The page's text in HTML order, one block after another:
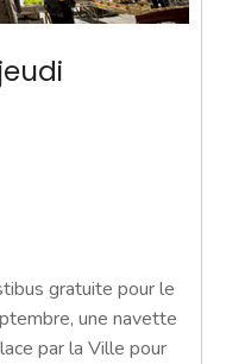
gratuite pour le
une navette
par la Ville pour